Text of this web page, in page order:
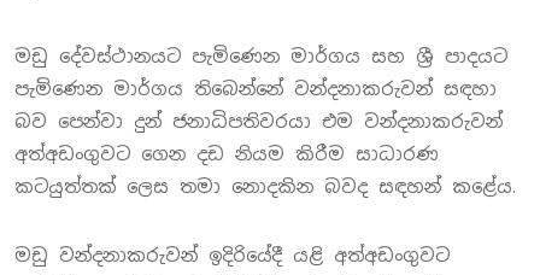
මඩු දේවස්ථානයට පැමිණෙන මාර්ගය සහ ශ්‍රී පාදයට
පැමිණෙන මාර්ගය තිබෙන්නේ වන්දනාකරුවන් සඳහා
බව පෙන්වා දුන් ජනාධිපතිවරයා එම වන්දනාකරුවන්
අත්අඩංගුවට ගෙන දඩ නියම කිරීම සාධාරණ
කටයුත්තක් ලෙස තමා නොදකින බවද සඳහන් කළේය.
මඩු වන්දනාකරුවන් ඉදිරියේදී යළි අත්අඩංගුවට